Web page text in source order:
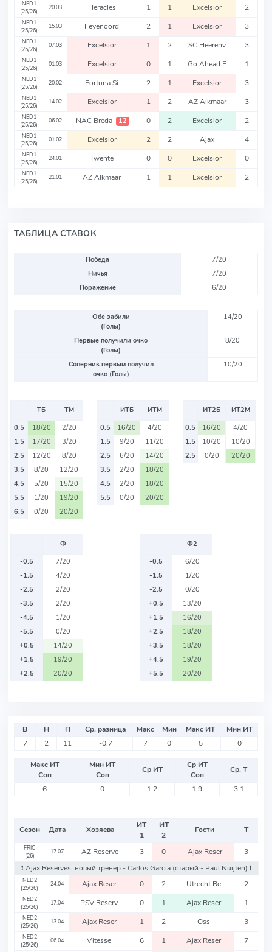
NED1
(25/26)
20.03 Heracles 1 1 Excelsior 2
NED1
(25/26)
15.03 Feyenoord 2 1 Excelsior 3
NED1
(25/26)
07.03 Excelsior 1 2 SC Heerenv 3
NED1
(25/26)
01.03 Excelsior 0 1 Go Ahead E 1
NED1
(25/26)
20.02 Fortuna Si 2 1 Excelsior 3
NED1
(25/26)
14.02 Excelsior 1 2 AZ Alkmaar 3
NED1
(25/26)
06.02 NAC Breda 12 0 2 Excelsior 2
NED1
(25/26)
01.02 Excelsior 2 2 Ajax 4
NED1
(25/26)
24.01 Twente 0 0 Excelsior 0
NED1
(25/26)
21.01 AZ Alkmaar 1 1 Excelsior 2
ТАБЛИЦА СТАВОК
Победа
7/20
Ничья
7/20
Поражение
6/20
Обе забили
(Голы)
14/20
Первые получили очко
(Голы)
8/20
Соперник первым получил
очко (Голы)
10/20
ТБ
ТМ
0.5
18/20
2/20
1.5
17/20
3/20
2.5
12/20
8/20
3.5
8/20
12/20
4.5
5/20
15/20
5.5
1/20
19/20
6.5
0/20 20/20
ИТБ
ИТМ
0.5
16/20
4/20
1.5
9/20
11/20
2.5
6/20
14/20
3.5
2/20
18/20
4.5
2/20
18/20
5.5
0/20 20/20
ИТ2Б
ИТ2М
0.5
16/20
4/20
1.5
10/20
10/20
2.5
0/20 20/20
Ф
-0.5
7/20
-1.5
4/20
-2.5
2/20
-3.5
2/20
-4.5
1/20
-5.5
0/20
+0.5
14/20
+1.5
19/20
+2.5
20/20
Ф2
-0.5
6/20
-1.5
1/20
-2.5
0/20
+0.5
13/20
+1.5
16/20
+2.5
18/20
+3.5
18/20
+4.5
19/20
+5.5
20/20
В Н П Ср. разница Макс Мин Макс ИТ
Мин ИТ
7
2 11 -0.7 7 0 5 0
Макс ИТ
Соп
Мин ИТ
Соп
Ср ИТ
Ср ИТ
Соп
Ср. Т
6
0 1.2 1.9 3.1
Сезон Дата Хозяева
ИТ
1
ИТ
2
Гости Т
FRIC
(26)
17.07 AZ Reserve 3 0 Ajax Reser
3
❗️ Ajax Reserves: новый тренер - Carlos Garcia (старый - Paul Nuijten) ❗️
NED2
(25/26)
24.04 Ajax Reser 0 2 Utrecht Re 2
NED2
(25/26)
17.04 PSV Reserv 0 1 Ajax Reser 1
NED2
(25/26)
13.04 Ajax Reser 1 2 Oss 3
NED2
(25/26)
06.04 Vitesse 6 1 Ajax Reser 7